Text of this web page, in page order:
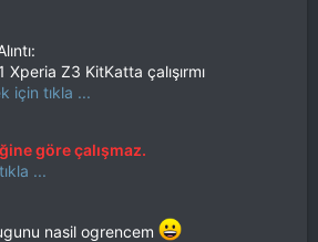
Xperia Z3 KitKatta çalışırmı
için tıkla ...
göre çalışmaz.
...
nasil ogrencem